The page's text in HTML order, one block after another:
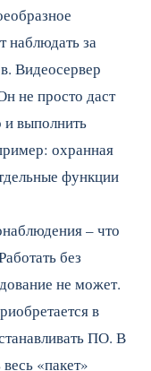
наблюдать за
Видеосервер
не просто даст
и выполнить
охранная
функции
– что
без
не может.
в
ПО. В
«пакет»